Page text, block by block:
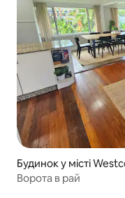
Будинок у місті
Ворота в рай